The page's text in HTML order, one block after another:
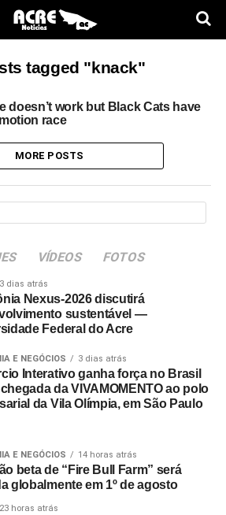
tagged "knack"
doesn’t work but Black Cats have
race
MORE POSTS
VÍDEOS FOTOS
3 dias atrás
Nexus-2026 discutirá
sustentável —
Federal do Acre
E NEGÓCIOS 3 dias atrás
Interativo ganha força no Brasil
da VIVAMOMENTO ao polo
da Vila Olímpia, em São Paulo
E NEGÓCIOS 14 horas atrás
beta de “Fire Bull Farm” será
globalmente em 1º de agosto
23 horas atrás